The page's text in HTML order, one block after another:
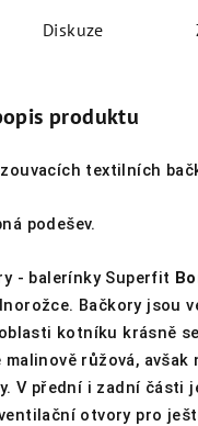
Diskuze
produktu
textilních
podešev.
- balerínky Superfit
Bačkory jsou
kotníku krásně
malinově růžová,
V přední i zadní části
otvory pro